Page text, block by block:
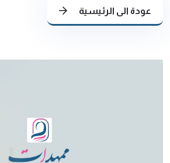
عودة الى الرئيسية